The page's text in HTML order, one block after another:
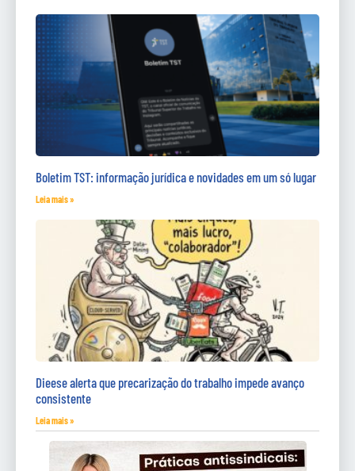
Boletim TST: informação jurídica e novidades em um só lugar
Leia mais »
Dieese alerta que precarização do trabalho impede avanço
consistente
Leia mais »